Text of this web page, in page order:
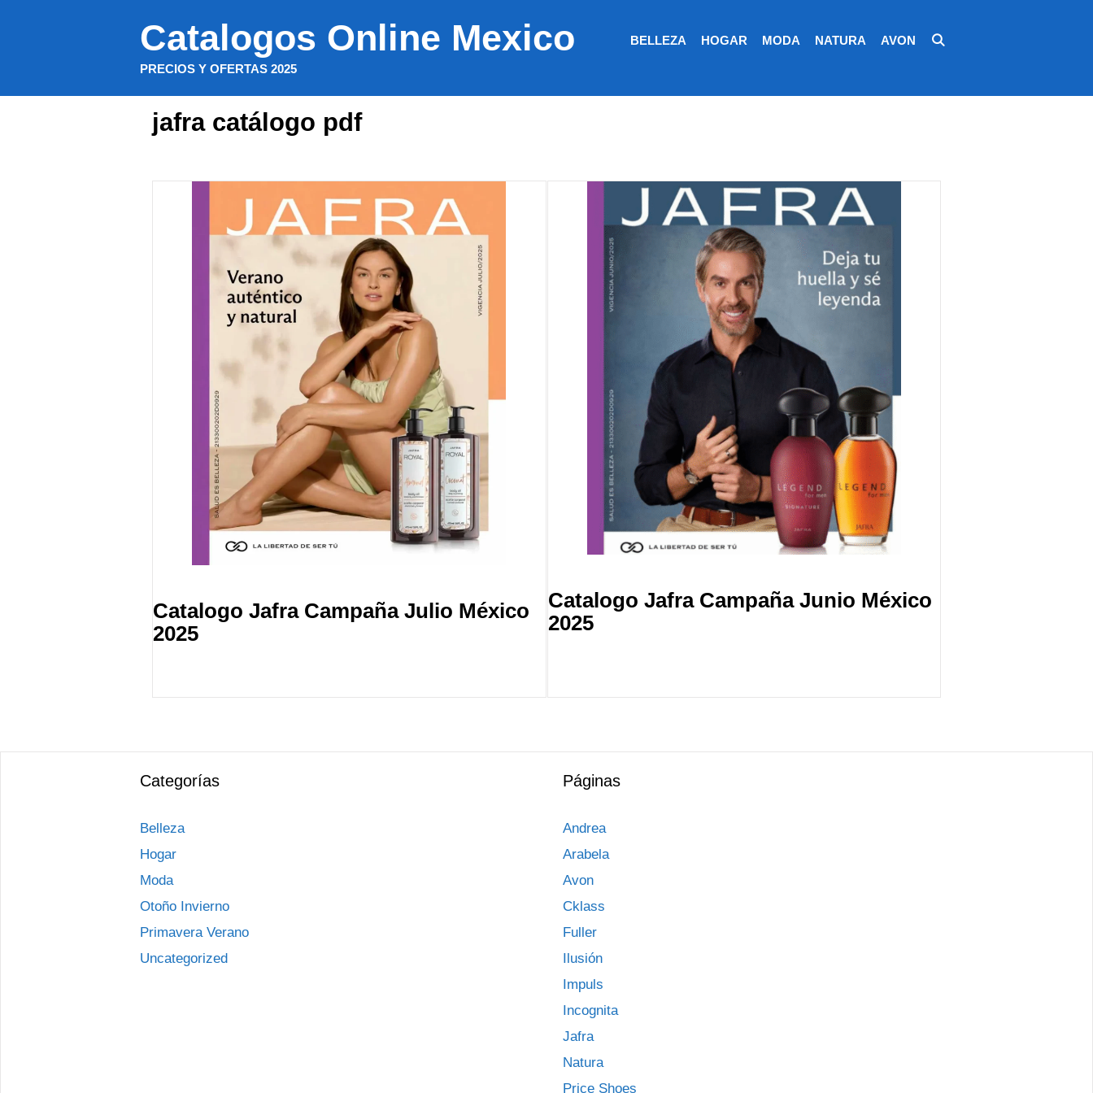
Catalogos Online Mexico
PRECIOS Y OFERTAS 2025
BELLEZA HOGAR MODA NATURA AVON
jafra catálogo pdf
Catalogo Jafra Campaña Julio México
2025
Catalogo Jafra Campaña Junio México
2025
Categorías
Belleza
Hogar
Moda
Otoño Invierno
Primavera Verano
Uncategorized
Páginas
Andrea
Arabela
Avon
Cklass
Fuller
Ilusión
Impuls
Incognita
Jafra
Natura
Price Shoes